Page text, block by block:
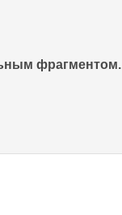
фрагментом.